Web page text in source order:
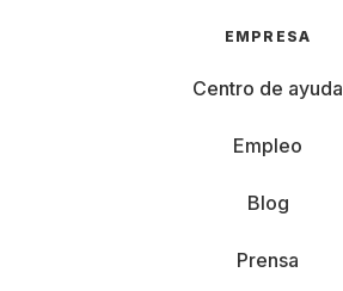
EMPRESA
Centro de ayuda
Empleo
Blog
Prensa